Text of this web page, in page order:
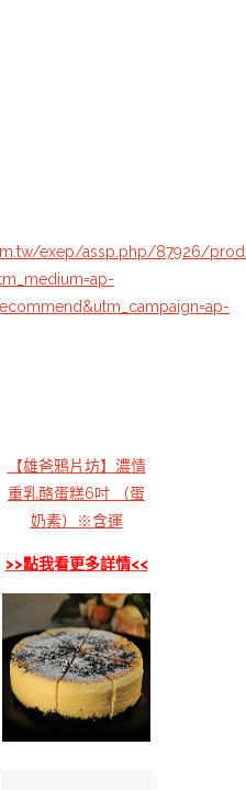
exep/assp.php/87926/
【雄爸鴉片坊】濃情
重乳酪蛋糕6吋 （蛋
奶素）※含運
>>點我看更多詳情<<